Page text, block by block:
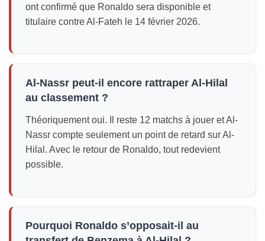
ont confirmé que Ronaldo sera disponible et
titulaire contre Al-Fateh le 14 février 2026.
Al-Nassr peut-il encore rattraper Al-Hilal
au classement ?
Théoriquement oui. Il reste 12 matchs à jouer et Al-
Nassr compte seulement un point de retard sur Al-
Hilal. Avec le retour de Ronaldo, tout redevient
possible.
Pourquoi Ronaldo s’opposait-il au